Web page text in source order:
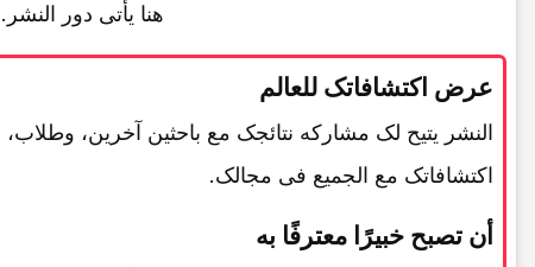
هنا یأتی دور
عرض اکتشافاتک للعالم
النشر یتیح لک مشارکه نتائجک مع باحثین آخرین،
اکتشافاتک مع الجمیع فی مجالک.
أن تصبح خبیرًا معترفًا به